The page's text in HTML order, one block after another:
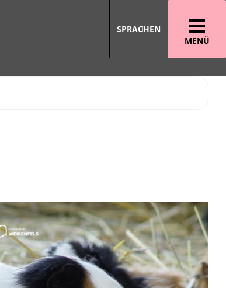
MENÜ
SPRACHEN